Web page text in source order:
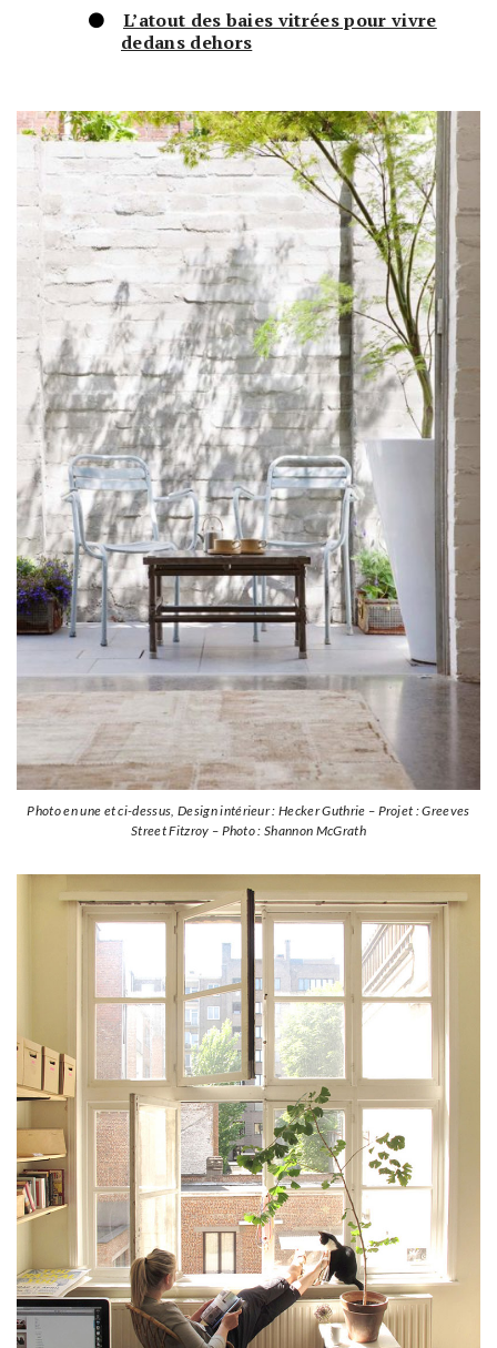
L’atout des baies vitrées pour vivre
dedans dehors
Photo en une et ci-dessus, Design intérieur : Hecker Guthrie – Projet : Greeves
Street Fitzroy – Photo : Shannon McGrath